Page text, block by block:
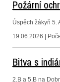
Požární
Úspěch žákyň 5.
19.06.2026 |
Bitva s
2.B a 5.B na